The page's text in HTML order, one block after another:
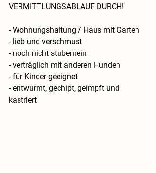
VERMITTLUNGSABLAUF DURCH!
- Wohnungshaltung / Haus mit Garten
- lieb und verschmust
- noch nicht stubenrein
- verträglich mit anderen Hunden
- für Kinder geeignet
- entwurmt, gechipt, geimpft und
kastriert